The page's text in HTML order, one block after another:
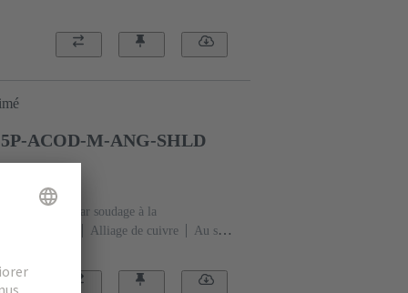
ACOD-M-ANG-SHLD
Raccordement par soudage à la
Alliage de cuivre
Au sur